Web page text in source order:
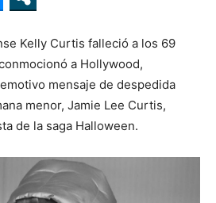
Kelly Curtis falleció a los 69
a Hollywood,
mensaje de despedida
menor, Jamie Lee Curtis,
de la saga Halloween.